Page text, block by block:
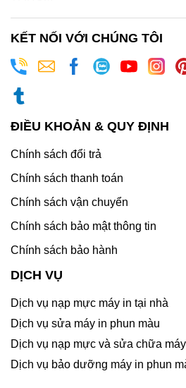
KẾT NỐI VỚI CHÚNG TÔI
ĐIỀU KHOẢN & QUY ĐỊNH
Chính sách đổi trả
Chính sách thanh toán
Chính sách vận chuyển
Chính sách bảo mật thông tin
Chính sách bảo hành
DỊCH VỤ
Dịch vụ nạp mực máy in tại nhà
Dịch vụ sửa máy in phun màu
Dịch vụ nạp mực và sửa chữa
Dịch vụ bảo dưỡng máy in phun